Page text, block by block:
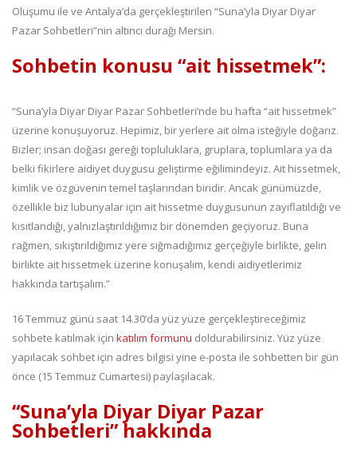
Oluşumu ile ve Antalya’da gerçekleştirilen “Suna’yla Diyar Diyar
Pazar Sohbetleri”nin altıncı durağı Mersin.
Sohbetin konusu “ait hissetmek”:
“Suna’yla Diyar Diyar Pazar Sohbetleri’nde bu hafta “ait hissetmek”
üzerine konuşuyoruz. Hepimiz, bir yerlere ait olma isteğiyle doğarız.
Bizler; insan doğası gereği topluluklara, gruplara, toplumlara ya da
belki fikirlere aidiyet duygusu geliştirme eğilimindeyiz. Ait hissetmek,
kimlik ve özgüvenin temel taşlarından biridir. Ancak günümüzde,
özellikle biz lubunyalar için ait hissetme duygusunun zayıflatıldığı ve
kısıtlandığı, yalnızlaştırıldığımız bir dönemden geçiyoruz. Buna
rağmen, sıkıştırıldığımız yere sığmadığımız gerçeğiyle birlikte, gelin
birlikte ait hissetmek üzerine konuşalım, kendi aidiyetlerimiz
hakkında tartışalım.”
16 Temmuz günü saat 14.30’da yüz yüze gerçekleştireceğimiz
sohbete katılmak için katılım formunu doldurabilirsiniz. Yüz yüze
yapılacak sohbet için adres bilgisi yine e-posta ile sohbetten bir gün
önce (15 Temmuz Cumartesi) paylaşılacak.
“Suna’yla Diyar Diyar Pazar
Sohbetleri” hakkında